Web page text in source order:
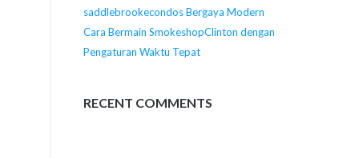
saddlebrookecondos Bergaya Modern
Cara Bermain SmokeshopClinton dengan
Pengaturan Waktu Tepat
RECENT COMMENTS